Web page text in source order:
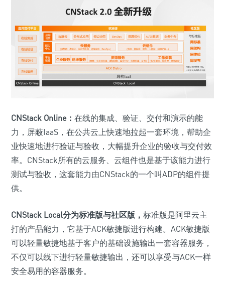
CNStack Online： 在线的集成、验证、交付和演示的能
力，屏蔽IaaS，在公共云上快速地拉起一套环境，帮助企
业快速地进行验证与验收，大幅提升企业的验收与交付效
率。CNStack所有的云服务、云组件也是基于该能力进行
测试与验收，这套能力由CNStack的一个叫ADP的组件提
供。
CNStack Local分为标准版与社区版， 标准版是阿里云主
打的产品能力，它基于ACK敏捷版进行构建。ACK敏捷版
可以轻量敏捷地基于客户的基础设施输出一套容器服务，
不仅可以线下进行轻量敏捷输出，还可以享受与ACK一样
安全易用的容器服务。